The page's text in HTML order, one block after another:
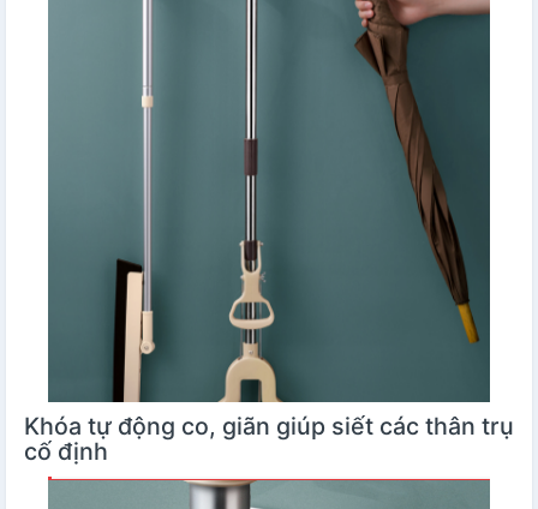
Khóa tự động co, giãn giúp siết các thân trụ
cố định